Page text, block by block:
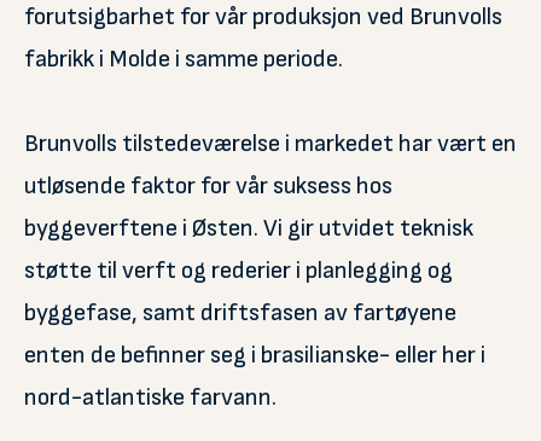
forutsigbarhet for vår produksjon ved Brunvolls
fabrikk i Molde i samme periode.
Brunvolls tilstedeværelse i markedet har vært en
utløsende faktor for vår suksess hos
byggeverftene i Østen. Vi gir utvidet teknisk
støtte til verft og rederier i planlegging og
byggefase, samt driftsfasen av fartøyene
enten de befinner seg i brasilianske- eller her i
nord-atlantiske farvann.